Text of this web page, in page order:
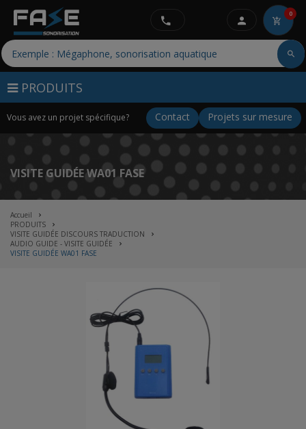
PRODUITS
Vous avez un projet spécifique? Projets sur mesure
Contact
0
VISITE GUIDÉE WA01 FASE
Accueil
PRODUITS
VISITE GUIDÉE DISCOURS TRADUCTION
AUDIO GUIDE - VISITE GUIDÉE
VISITE GUIDÉE WA01 FASE